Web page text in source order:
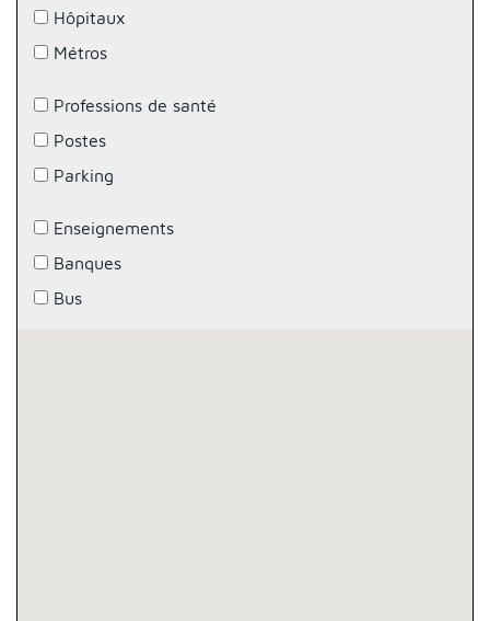
Hôpitaux
Métros
Professions de santé
Postes
Parking
Enseignements
Banques
Bus